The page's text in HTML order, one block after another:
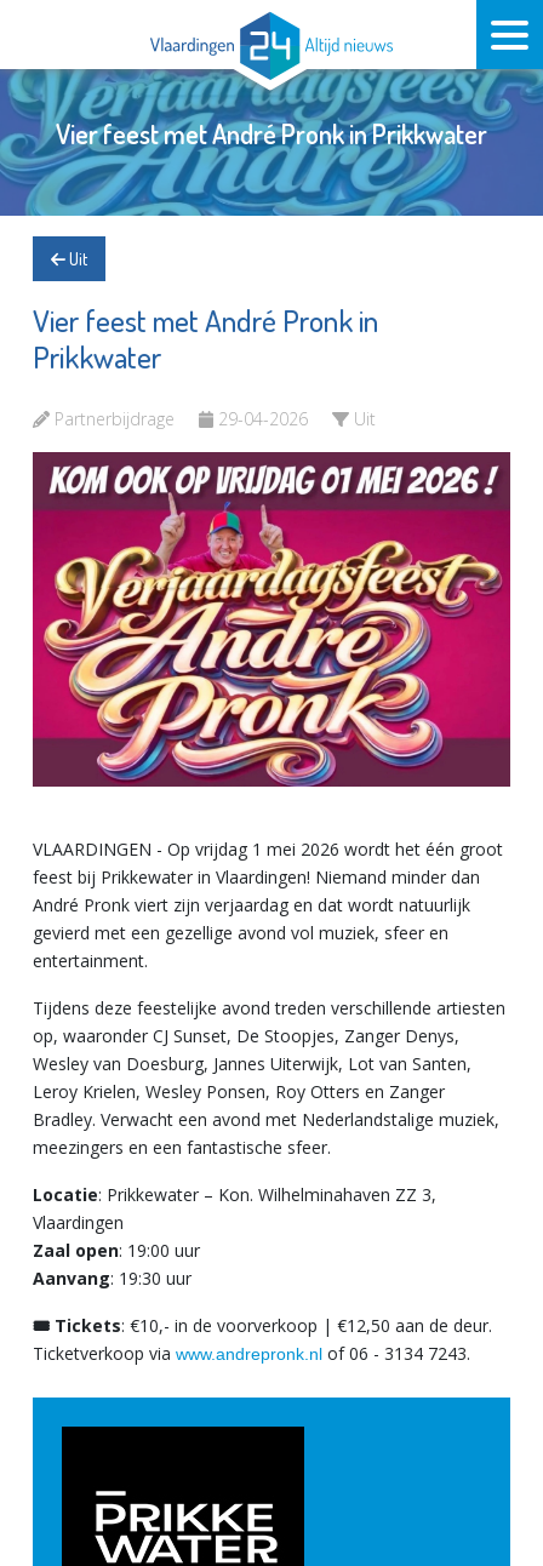
Vier feest met André Pronk in Prikkwater
Uit
Vier feest met André Pronk in
Prikkwater
Partnerbijdrage 29-04-2026 Uit
VLAARDINGEN - Op vrijdag 1 mei 2026 wordt het één groot
feest bij Prikkewater in Vlaardingen! Niemand minder dan
André Pronk viert zijn verjaardag en dat wordt natuurlijk
gevierd met een gezellige avond vol muziek, sfeer en
entertainment.
Tijdens deze feestelijke avond treden verschillende artiesten
op, waaronder CJ Sunset, De Stoopjes, Zanger Denys,
Wesley van Doesburg, Jannes Uiterwijk, Lot van Santen,
Leroy Krielen, Wesley Ponsen, Roy Otters en Zanger
Bradley. Verwacht een avond met Nederlandstalige muziek,
meezingers en een fantastische sfeer.
Locatie: Prikkewater – Kon. Wilhelminahaven ZZ 3,
Vlaardingen
Zaal open: 19:00 uur
Aanvang: 19:30 uur
🎟 Tickets: €10,- in de voorverkoop | €12,50 aan de deur.
Ticketverkoop via www.andrepronk.nl of 06 - 3134 7243.